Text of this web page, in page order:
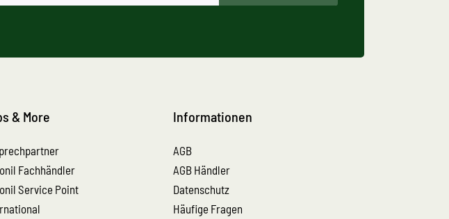
& More
Fachhändler
Service Point
Informationen
AGB
AGB Händler
Datenschutz
Häufige Fragen